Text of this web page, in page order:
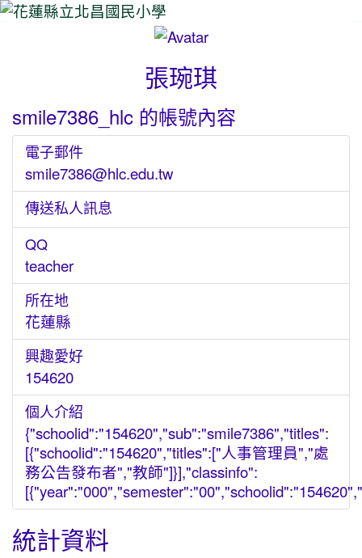
張琬琪
smile7386_hlc 的帳號內容
電子郵件
smile7386@hlc.edu.tw
傳送私人訊息
QQ
teacher
所在地
花蓮縣
興趣愛好
154620
個人介紹
{"schoolid":"154620","sub":"smile7386","titles":
[{"schoolid":"154620","titles":["人事管理員","處
務公告發布者","教師"]}],"classinfo":
統計資料